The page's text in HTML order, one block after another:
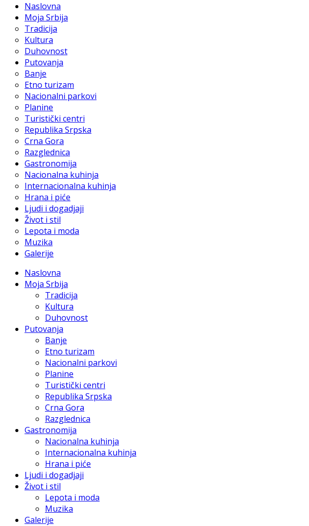
Naslovna
Moja Srbija
Tradicija
Kultura
Duhovnost
Putovanja
Banje
Etno turizam
Nacionalni parkovi
Planine
Turistički centri
Republika Srpska
Crna Gora
Razglednica
Gastronomija
Nacionalna kuhinja
Internacionalna kuhinja
Hrana i piće
Ljudi i dogadjaji
Život i stil
Lepota i moda
Muzika
Galerije
Naslovna
Moja Srbija
Tradicija
Kultura
Duhovnost
Putovanja
Banje
Etno turizam
Nacionalni parkovi
Planine
Turistički centri
Republika Srpska
Crna Gora
Razglednica
Gastronomija
Nacionalna kuhinja
Internacionalna kuhinja
Hrana i piće
Ljudi i dogadjaji
Život i stil
Lepota i moda
Muzika
Galerije